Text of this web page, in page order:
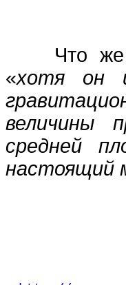
Что же
«хотя он
величины
средней
настоящий